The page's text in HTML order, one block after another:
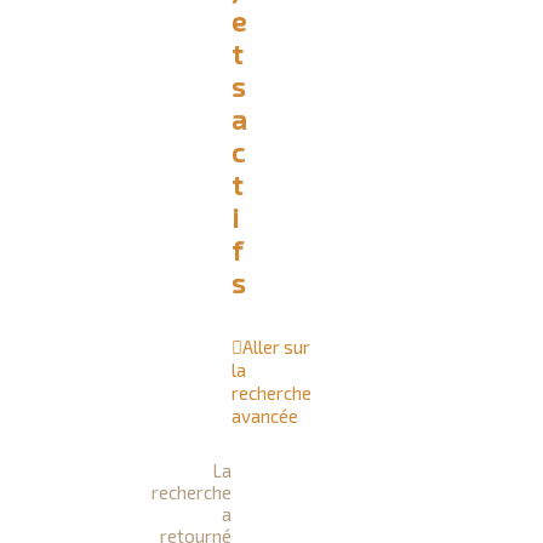
e
t
s
a
c
t
i
f
s
Aller sur
la
recherche
avancée
La
recherche
a
retourné